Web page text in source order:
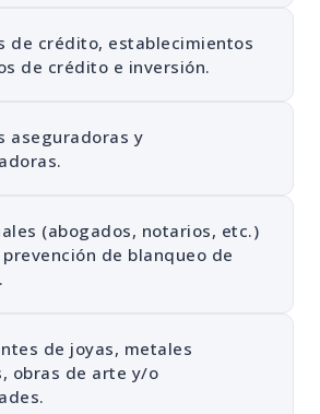
de crédito, establecimientos
de crédito e inversión.
aseguradoras y
(abogados, notarios, etc.)
de blanqueo de
de joyas, metales
obras de arte y/o